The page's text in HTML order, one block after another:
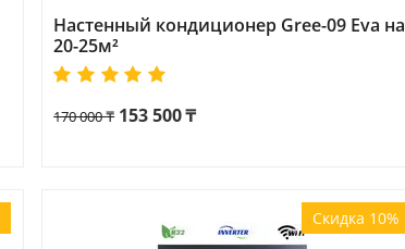
Настенный кондиционер Gree-09 Eva на
20-25м²
170 000₸ 153 500₸
Скидка 10%